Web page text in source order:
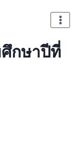
กษาปีที่